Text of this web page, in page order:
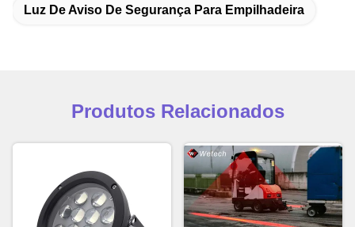
Luz De Aviso De Segurança Para Empilhadeira
Produtos Relacionados